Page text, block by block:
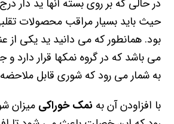
در حالی که بر روی بسته آنها ید دار
حیث باید بسیار مراقب محصولات
بود. همانطور که می دانید ید یکی از
می باشد که در گروه نمکها قرار دارد
به شمار می رود که شوری قابل
با افزاودن آن به نمک خوراکی میزان